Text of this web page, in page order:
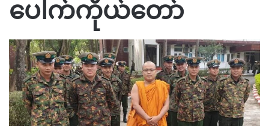
ပေါက်ကိုယ်တော်